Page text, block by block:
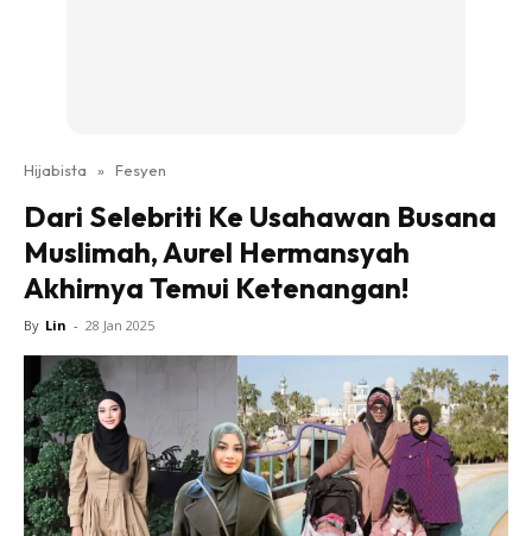
Hijabista » Fesyen
Dari Selebriti Ke Usahawan Busana
Muslimah, Aurel Hermansyah
Akhirnya Temui Ketenangan!
By Lin - 28 Jan 2025